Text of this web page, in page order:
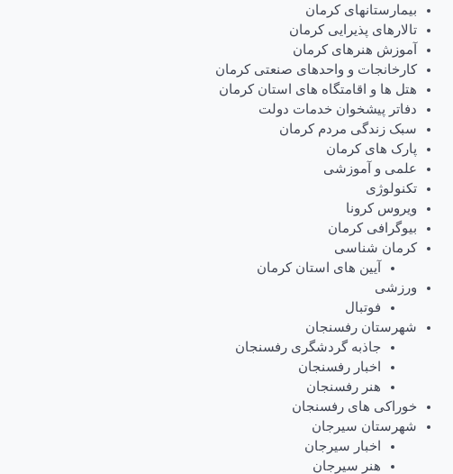
بیمارستانهای کرمان
تالارهای پذیرایی کرمان
آموزش هنرهای کرمان
کارخانجات و واحدهای صنعتی کرمان
هتل ها و اقامتگاه های استان کرمان
دفاتر پیشخوان خدمات دولت
سبک زندگی مردم کرمان
پارک های کرمان
علمی و آموزشی
تکنولوژی
ویروس کرونا
بیوگرافی کرمان
کرمان شناسی
آیین های استان کرمان
ورزشی
فوتبال
شهرستان رفسنجان
جاذبه گردشگری رفسنجان
اخبار رفسنجان
هنر رفسنجان
خوراکی های رفسنجان
شهرستان سیرجان
اخبار سیرجان
هنر سیرجان